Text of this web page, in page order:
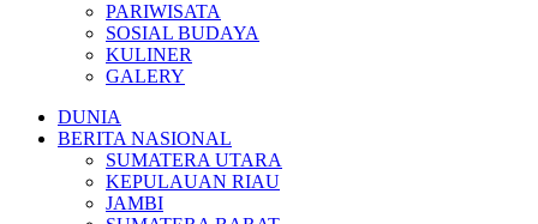
PARIWISATA
SOSIAL BUDAYA
KULINER
GALERY
DUNIA
BERITA NASIONAL
SUMATERA UTARA
KEPULAUAN RIAU
JAMBI